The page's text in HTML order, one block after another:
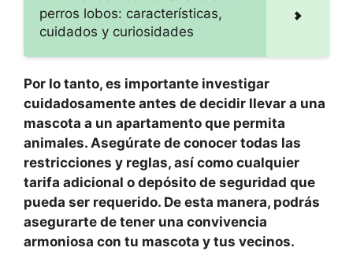
perros lobos: características,
cuidados y curiosidades
Por lo tanto, es importante investigar
cuidadosamente antes de decidir llevar a una
mascota a un apartamento que permita
animales. Asegúrate de conocer todas las
restricciones y reglas, así como cualquier
tarifa adicional o depósito de seguridad que
pueda ser requerido. De esta manera, podrás
asegurarte de tener una convivencia
armoniosa con tu mascota y tus vecinos.